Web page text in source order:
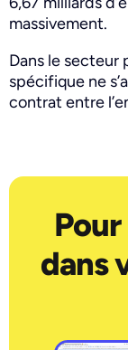
massivement.
Dans le secteur
spécifique ne
contrat entre
dans